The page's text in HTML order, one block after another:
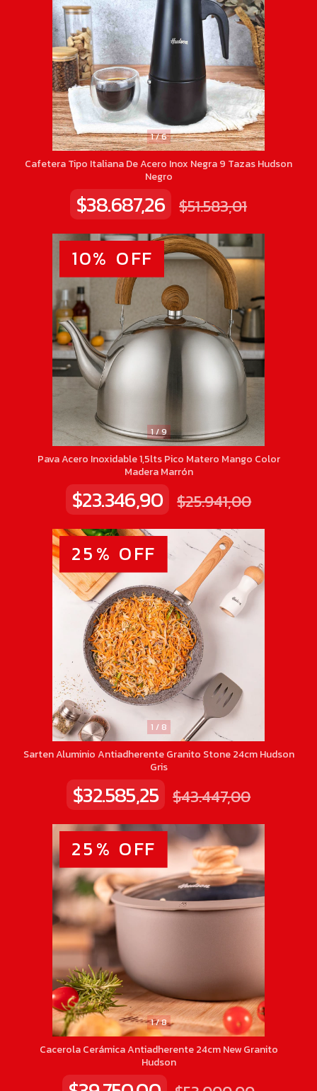
1/6
Cafetera Tipo Italiana De Acero Inox Negra 9 Tazas Hudson
Negro
$38.687,26 $51.583,01
1/9
10% OFF
Pava Acero Inoxidable 1,5lts Pico Matero Mango Color
Madera Marrón
$23.346,90 $25.941,00
1 / 8
25% OFF
Sarten Aluminio Antiadherente Granito Stone 24cm Hudson
Gris
$32.585,25 $43.447,00
1/8
25% OFF
Cacerola Cerámica Antiadherente 24cm New Granito
Hudson